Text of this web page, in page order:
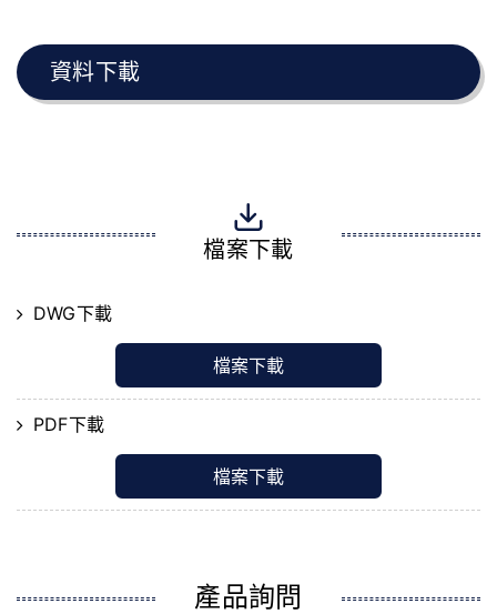
資料下載
檔案下載
DWG下載
檔案下載
PDF下載
檔案下載
產品詢問